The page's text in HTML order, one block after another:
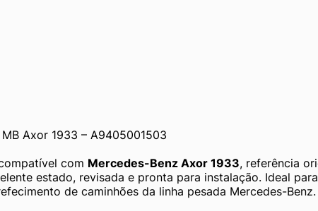
Axor 1933 – A9405001503
com Mercedes-Benz Axor 1933
estado, revisada e pronta para instalação. Ideal para
de caminhões da linha pesada Mercedes-Benz.